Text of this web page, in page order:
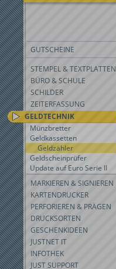
GUTSCHEINE
STEMPEL & TEXTPLATTEN
BÜRO & SCHULE
SCHILDER
ZEITERFASSUNG
GELDTECHNIK
Münzbretter
Geldkassetten
Geldzähler
Geldscheinprüfer
Update auf Euro Serie II
MARKIEREN & SIGNIEREN
KARTENDRUCKER
PERFORIEREN & PRÄGEN
DRUCKSORTEN
GESCHENKIDEEN
JUSTNET IT
INFOTHEK
JUST SUPPORT